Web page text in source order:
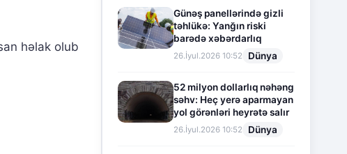
həlak olub
Günəş panellərində gizli
təhlükə: Yanğın riski
barədə xəbərdarlıq
26.İyul.2026 10:52 Dünya
52 milyon dollarlıq nəhəng
səhv: Heç yerə aparmayan
yol görənləri heyrətə salır
26.İyul.2026 10:52 Dünya